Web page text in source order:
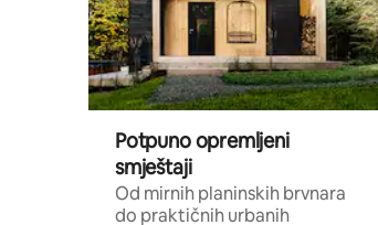
Potpuno opremljeni
smještaji
Od mirnih planinskih brvnara
do praktičnih urbanih